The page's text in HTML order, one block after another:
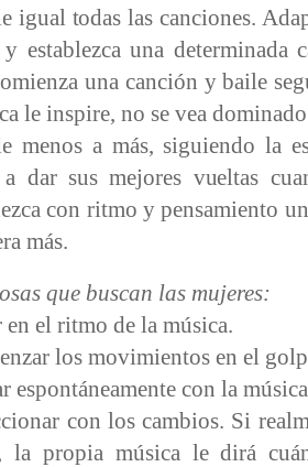
igual todas las canciones.
establezca una determinada
una canción y baile
le inspire, no se vea
menos a más, siguiendo la
a dar sus mejores vueltas
con ritmo y pensamiento
más.
que buscan las mujeres:
en el ritmo de la música.
los movimientos en el
espontáneamente con la
con los cambios. Si
la propia música le dirá